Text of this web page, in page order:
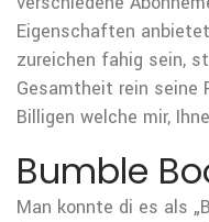
Eigenschaften
zureichen fahig sein,
Gesamtheit rein seine
Billigen welche mir,
Bumble
Man konnte di es als